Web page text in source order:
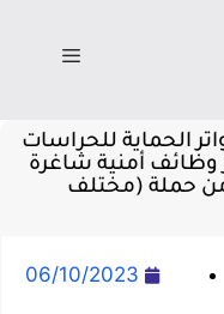
الحماية للحراسات
وظائف أمنية شاغرة
حملة (مختلف
06/10/2023